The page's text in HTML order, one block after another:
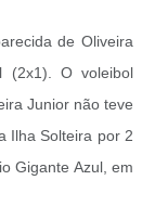
de Oliveira
(2x1). O voleibol
Junior não teve
Ilha Solteira por 2
Gigante Azul, em